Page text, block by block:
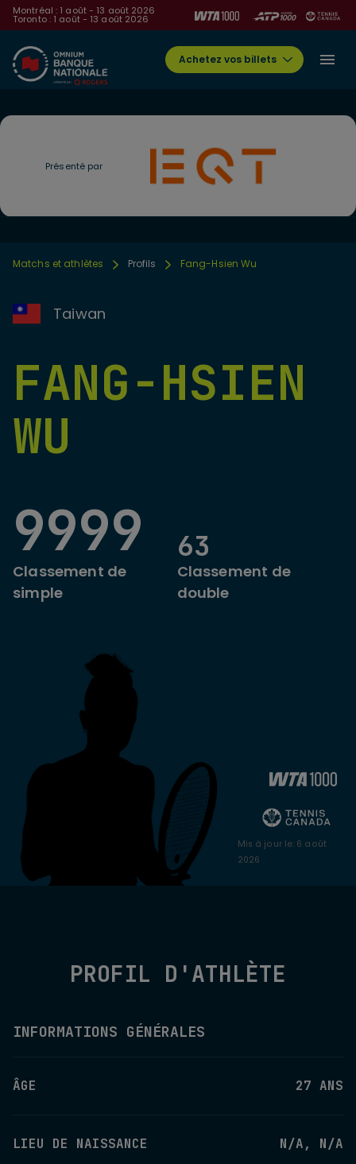
Montréal : 1 août - 13 août 2026
Toronto : 1 août - 13 août 2026
Achetez vos billets
Présenté par
Matchs et athlètes Profils Fang-Hsien Wu
Taiwan
FANG-HSIEN
WU
9999
Classement de
simple
63
Classement de
double
Mis à jour le: 6 août
2026
PROFIL D'ATHLÈTE
INFORMATIONS GÉNÉRALES
ÂGE 27 ANS
LIEU DE NAISSANCE N/A, N/A